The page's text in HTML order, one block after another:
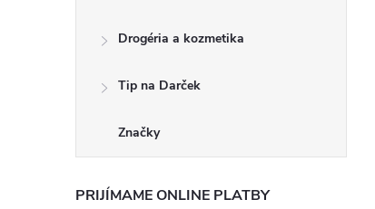
Drogéria a kozmetika
Tip na Darček
Značky
PRIJÍMAME ONLINE PLATBY